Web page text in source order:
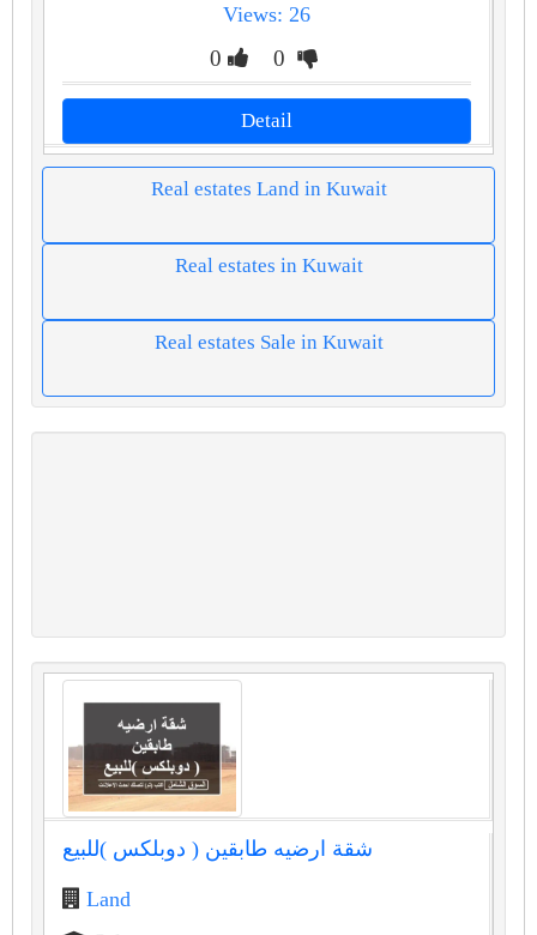
Views: 26
0 0
Detail
Real estates Land in Kuwait
Real estates in Kuwait
Real estates Sale in Kuwait
شقة ارضيه طابقين ( دوبلكس )للبيع
Land